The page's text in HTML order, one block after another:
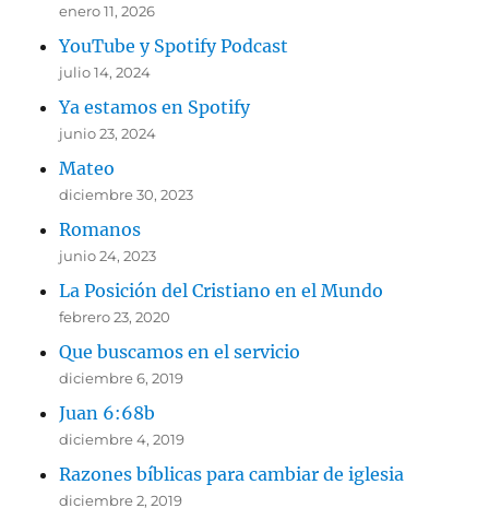
enero 11, 2026
YouTube y Spotify Podcast
julio 14, 2024
Ya estamos en Spotify
junio 23, 2024
Mateo
diciembre 30, 2023
Romanos
junio 24, 2023
La Posición del Cristiano en el Mundo
febrero 23, 2020
Que buscamos en el servicio
diciembre 6, 2019
Juan 6:68b
diciembre 4, 2019
Razones bíblicas para cambiar de iglesia
diciembre 2, 2019